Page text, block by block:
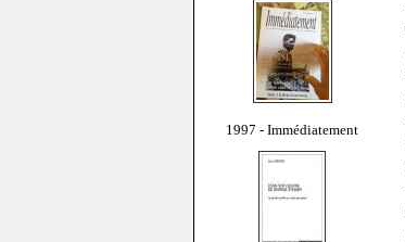
1997 - Immédiatement